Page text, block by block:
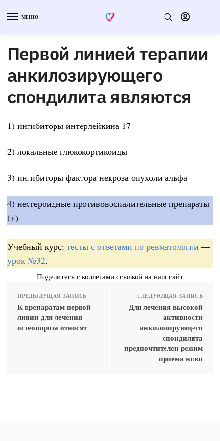
МЕНЮ
Первой линией терапии
анкилозирующего
спондилита являются
1) ингибиторы интерлейкина 17
2) локальные глюкокортикоиды
3) ингибиторы фактора некроза опухоли альфа
4) нестероидные противовоспалительные препараты
(+)
Учебный курс: тесты с ответами по ревматологии —
урок №32.
Поделитесь с коллегами ссылкой на наш сайт
ПРЕДЫДУЩАЯ ЗАПИСЬ
К препаратам первой
линии для лечения
остеопороза относят
СЛЕДУЮЩАЯ ЗАПИСЬ
Для лечения высокой
активности
анкилозирующего
спондилита
предпочтителен режим
приема нпвп